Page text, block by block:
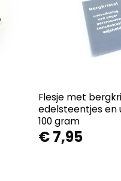
Flesje met
edelsteentjes en
100 gram
€7,95